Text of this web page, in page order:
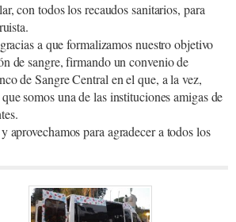
con todos los recaudos sanitarios, para
a que formalizamos nuestro objetivo
de sangre, firmando un convenio de
de Sangre Central en el que, a la vez,
somos una de las instituciones amigas de
aprovechamos para agradecer a todos los